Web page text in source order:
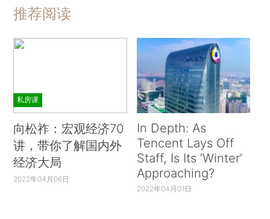
推荐阅读
私房课
向松祚：宏观经济70
讲，带你了解国内外
经济大局
2022年04月06日
In Depth: As
Tencent Lays Off
Staff, Is Its ‘Winter’
Approaching?
2022年04月01日